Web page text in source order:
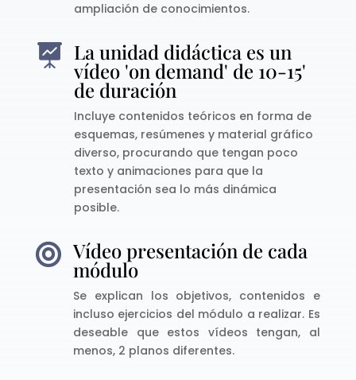
ampliación de conocimientos.
 La unidad didáctica es un
vídeo 'on demand' de 10-15'
de duración
Incluye contenidos teóricos en forma de
esquemas, resúmenes y material gráfico
diverso, procurando que tengan poco
texto y animaciones para que la
presentación sea lo más dinámica
posible.
 Vídeo presentación de cada
módulo
Se explican los objetivos, contenidos e
incluso ejercicios del módulo a realizar. Es
deseable que estos vídeos tengan, al
menos, 2 planos diferentes.